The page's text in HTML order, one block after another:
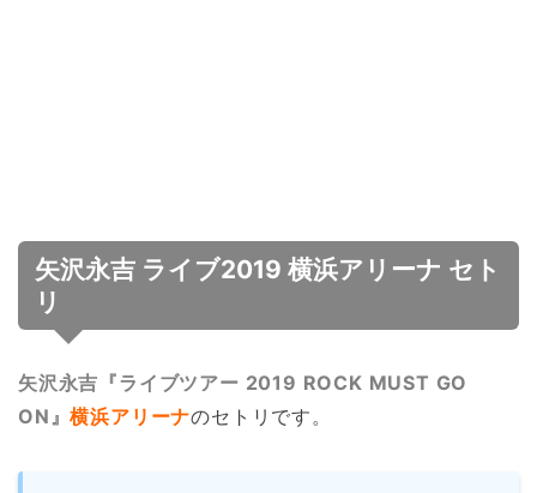
矢沢永吉 ライブ2019 横浜アリーナ セト
リ
矢沢永吉『ライブツアー 2019 ROCK MUST GO
ON』横浜アリーナのセトリです。